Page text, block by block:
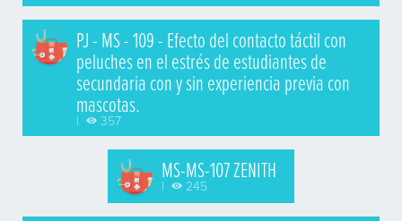
PJ - MS - 109 - Efecto del contacto táctil con
peluches en el estrés de estudiantes de
secundaria con y sin experiencia previa con
mascotas.
| 357
MS-MS-107 ZENITH
| 245